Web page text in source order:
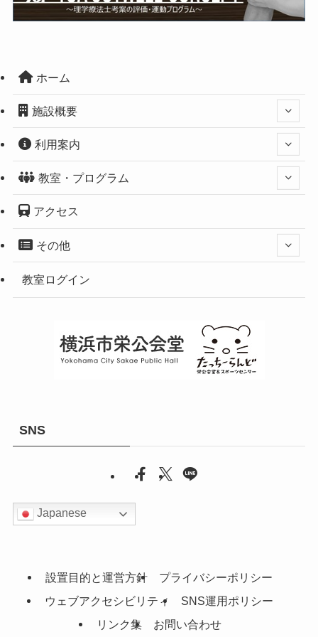
ホーム
施設概要
利用案内
教室・プログラム
アクセス
その他
教室ログイン
SNS
Japanese
設置目的と運営方針
プライバシーポリシー
ウェブアクセシビリティ
SNS運用ポリシー
リンク集
お問い合わせ